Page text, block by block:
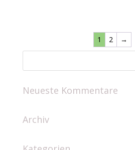
1 2 →
Neueste Kommentare
Archiv